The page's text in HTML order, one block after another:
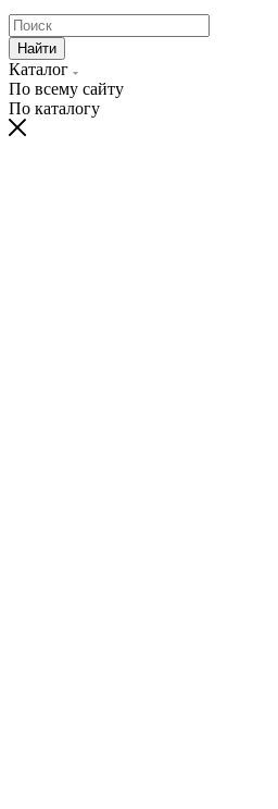
Найти
Каталог
По всему сайту
По каталогу